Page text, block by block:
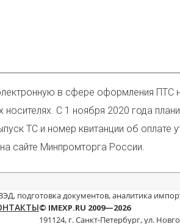
в сфере оформления ПТС
С 1 ноября 2020 года
ТС и номер квитанции об
сайте Минпромторга России.
подготовка документов, аналитика
© IMEXP.RU 2009—2026
191124, г. Санкт-Петербург,ул.